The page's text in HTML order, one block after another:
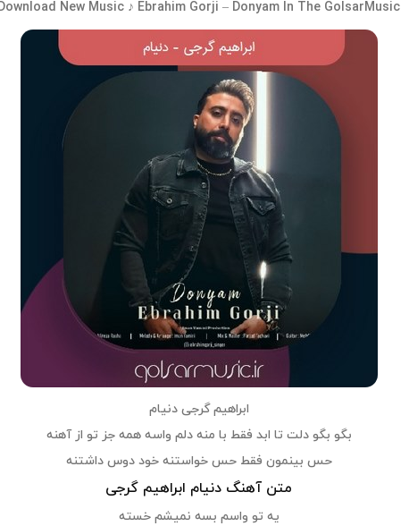
New Music ♪ Ebrahim Gorji – Donyam In The GolsarMusic
ابراهیم گرجی دنیام
بگو بگو دلت تا ابد فقط با منه دلم واسه همه جز تو از آهنه
حس بینمون فقط حس خواستنه خود دوس داشتنه
متن آهنگ دنیام ابراهیم گرجی
یه تو واسم بسه نمیشم خسته